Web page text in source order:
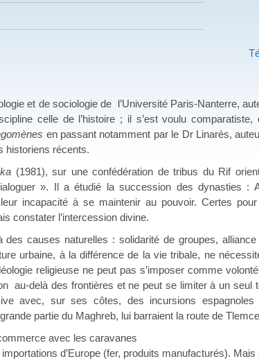
et de sociologie de l’Université Paris-Nanterre,
celle de l’histoire ; il s’est voulu
en passant notamment par le Dr Linarès,
historiens récents.
(1981), sur une confédération de tribus du Rif
». Il a étudié la succession des dynasties :
incapacité à se maintenir au pouvoir. Certes
constater l’intercession divine.
naturelles : solidarité de groupes, alliance
urbaine, à la différence de la vie tribale, ne
religieuse ne peut pas s’imposer comme
au-delà des frontières et ne peut se limiter à un seul
avec, sur ses côtes, des incursions
partie du Maghreb, lui barraient la route de
avec les caravanes
d’Europe (fer, produits manufacturés).